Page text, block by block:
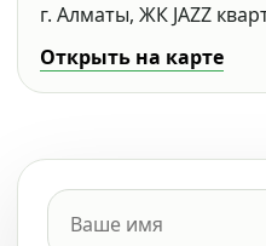
г. Алматы, ЖК JAZZ
Открыть на карте